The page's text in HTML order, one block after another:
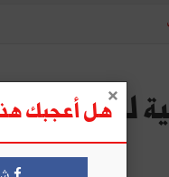
هل أعجبك